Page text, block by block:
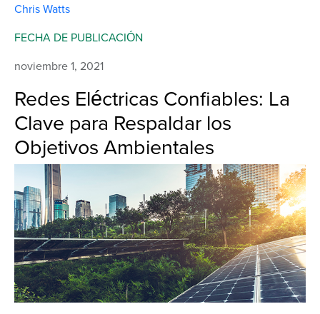
Redes Eléctricas Confiables: La
Clave para Respaldar los
Objetivos Ambientales
Chris Watts
FECHA DE PUBLICACIÓN
noviembre 1, 2021